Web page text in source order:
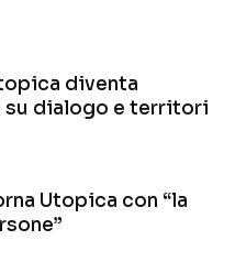
diventa
su dialogo e territori
Utopica con “la